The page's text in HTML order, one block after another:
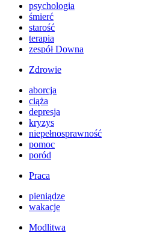
psychologia
śmierć
starość
terapia
zespół Downa
Zdrowie
aborcja
ciąża
depresja
kryzys
niepełnosprawność
pomoc
poród
Praca
pieniądze
wakacje
Modlitwa